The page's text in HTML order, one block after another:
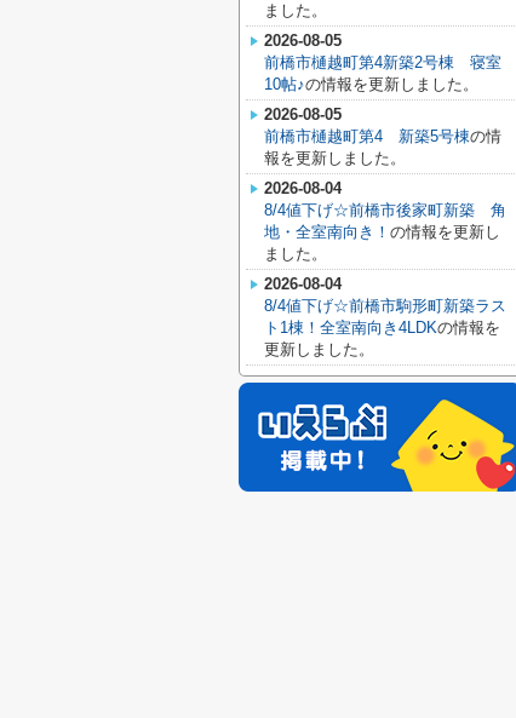
ました。
2026-08-05
前橋市樋越町第4新築2号棟 寝室
10帖♪の情報を更新しました。
2026-08-05
前橋市樋越町第4 新築5号棟の情
報を更新しました。
2026-08-04
8/4値下げ☆前橋市後家町新築 角
地・全室南向き！ の情報を更新し
ました。
2026-08-04
8/4値下げ☆前橋市駒形町新築ラス
ト1棟！全室南向き4LDKの情報を
更新しました。